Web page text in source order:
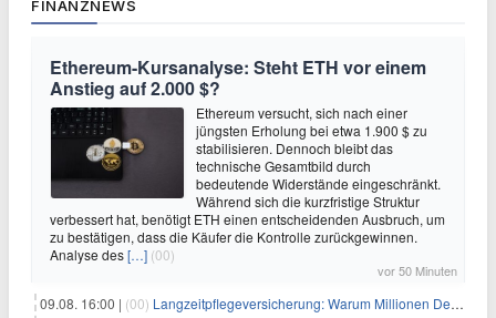
FINANZNEWS
Ethereum-Kursanalyse: Steht ETH vor einem
Anstieg auf 2.000 $?
Ethereum versucht, sich nach einer
jüngsten Erholung bei etwa 1.900 $ zu
stabilisieren. Dennoch bleibt das
technische Gesamtbild durch
bedeutende Widerstände eingeschränkt.
Während sich die kurzfristige Struktur
verbessert hat, benötigt ETH einen entscheidenden Ausbruch, um
zu bestätigen, dass die Käufer die Kontrolle zurückgewinnen.
Analyse des[…] (00)
vor 50 Minuten
09.08. 16:00 | (00) Langzeitpflegeversicherung: Warum Millionen Deutsche sie übersehen – und das teuer wird